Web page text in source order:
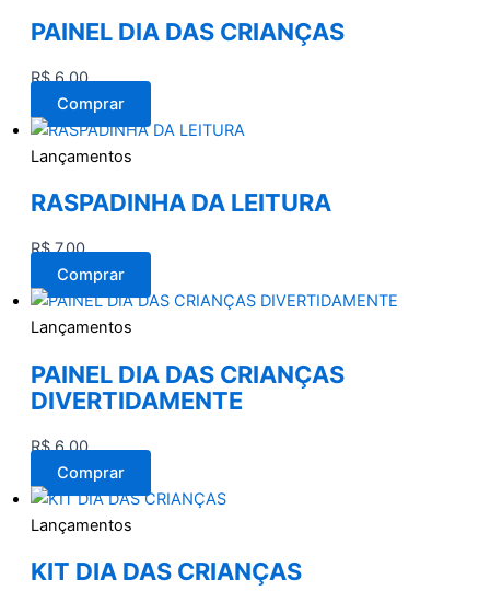
PAINEL DIA DAS CRIANÇAS
R$6,00
Comprar
Lançamentos
RASPADINHA DA LEITURA
R$7,00
Comprar
Lançamentos
PAINEL DIA DAS CRIANÇAS
DIVERTIDAMENTE
R$6,00
Comprar
Lançamentos
KIT DIA DAS CRIANÇAS